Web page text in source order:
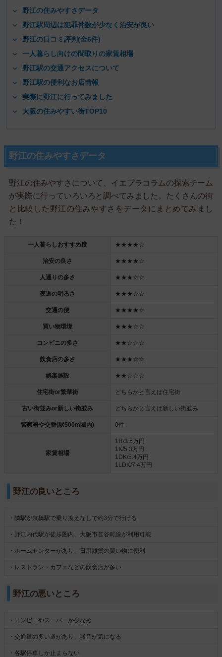
野江の住みやすさデータ
野江駅周辺は犯罪件数が少なく治安が良い
野江の口コミ評判(全6件)
一人暮らし向けの間取りの家賃相場
野江駅の交通アクセスについて
野江駅の便利なお店情報
実際に野江に行ってみました
大阪の住みやすい街TOP10
野江の住みやすさデータ
野江の住みやすさについて、イエプラコラムの探索チーム
が実際に行っていろいろと調べてみました。たくさんの街
と比較した野江の住みやすさをデータにまとめてみまし
た！
一人暮らしおすすめ度 ★★★★☆
治安の良さ ★★★★☆
人通りの多さ ★★★☆☆
夜道の明るさ ★★★☆☆
交通の便 ★★★★☆
買い物環境 ★★★☆☆
コンビニの多さ ★★☆☆☆
飲食店の多さ ★★★☆☆
娯楽施設 ★★☆☆☆
住宅街or繁華街 どちらかと言えば住宅街
古い街並みor新しい街並み どちらかと言えば新しい街並み
警察署や交番(駅500m圏内) 0件
家賃相場
1R/3.5万円
1K/5.3万円
1DK/5.4万円
1LDK/7.4万円
野江の良いところ
・隣駅が京橋駅で乗り換えなしで約3分で行ける
・野江内代駅が徒歩圏内、大阪市営谷町線が利用可能
・ホームセンターがあり、日用雑貨の買い物に便利
・レストラン・カフェなどの飲食店が多い
野江の悪いところ
・コンビニやスーパーが少なめ
・交通量の多い道があり、騒音が気になる
・各駅停車しか止まらない